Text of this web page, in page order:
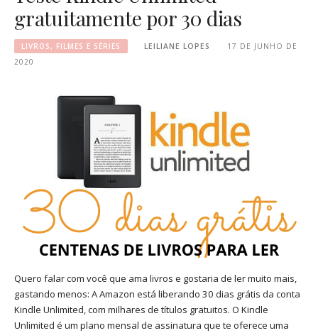
gratuitamente por 30 dias
LIVROS, FILMES E SÉRIES LEILIANE LOPES
17 DE JUNHO DE
2020
Quero falar com você que ama livros e gostaria de ler muito mais,
gastando menos: A Amazon está liberando 30 dias grátis da conta
Kindle Unlimited, com milhares de títulos gratuitos. O Kindle
Unlimited é um plano mensal de assinatura que te oferece uma